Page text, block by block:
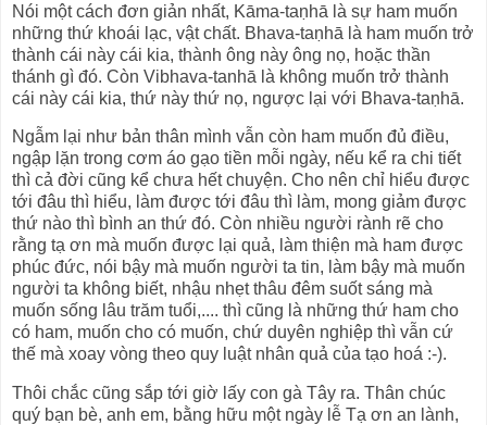
Nói một cách đơn giản nhất, Kāma-taṇhā là sự ham muốn
những thứ khoái lạc, vật chất. Bhava-taṇhā là ham muốn trở
thành cái này cái kia, thành ông này ông nọ, hoặc thần
thánh gì đó. Còn Vibhava-tanhā là không muốn trở thành
cái này cái kia, thứ này thứ nọ, ngược lại với Bhava-taṇhā.
Ngẫm lại như bản thân mình vẫn còn ham muốn đủ điều,
ngập lặn trong cơm áo gạo tiền mỗi ngày, nếu kể ra chi tiết
thì cả đời cũng kể chưa hết chuyện. Cho nên chỉ hiểu được
tới đâu thì hiểu, làm được tới đâu thì làm, mong giảm được
thứ nào thì bình an thứ đó. Còn nhiều người rành rẽ cho
rằng tạ ơn mà muốn được lại quả, làm thiện mà ham được
phúc đức, nói bậy mà muốn người ta tin, làm bậy mà muốn
người ta không biết, nhậu nhẹt thâu đêm suốt sáng mà
muốn sống lâu trăm tuổi,.... thì cũng là những thứ ham cho
có ham, muốn cho có muốn, chứ duyên nghiệp thì vẫn cứ
thế mà xoay vòng theo quy luật nhân quả của tạo hoá :-).
Thôi chắc cũng sắp tới giờ lấy con gà Tây ra. Thân chúc
quý bạn bè, anh em, bằng hữu một ngày lễ Tạ ơn an lành,